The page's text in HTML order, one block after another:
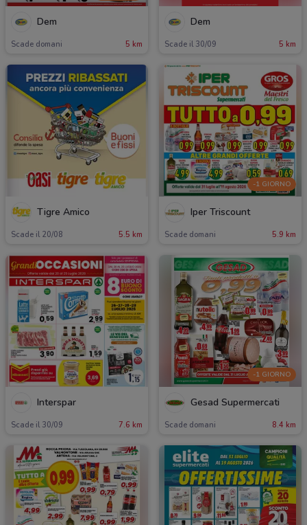
Dem
Scade domani 5 km
Dem
Scade il 30/09 5 km
Tigre Amico
Scade il 20/08 5.5 km
-1 GIORNO
Iper Triscount
Scade domani 5.9 km
Interspar
Scade il 30/09 7.6 km
-1 GIORNO
Gesad Supermercati
Scade domani 8.4 km